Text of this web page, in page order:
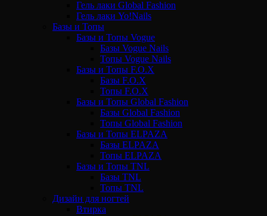
Гель лаки Global Fashion
Гель лаки Yo!Nails
Базы и Топы
Базы и Топы Vogue
Базы Vogue Nails
Топы Vogue Nails
Базы и Топы F.O.X
Базы F.O.X
Топы F.O.X
Базы и Топы Global Fashion
Базы Global Fashion
Топы Global Fashion
Базы и Топы ELPAZA
Базы ELPAZA
Топы ELPAZA
Базы и Топы TNL
Базы TNL
Топы TNL
Дизайн для ногтей
Втирка